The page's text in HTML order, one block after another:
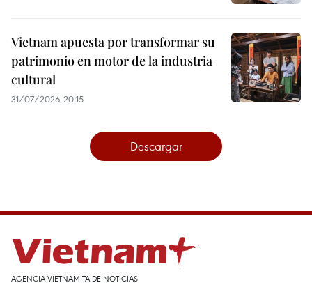
Vietnam apuesta por transformar su
patrimonio en motor de la industria
cultural
31/07/2026 20:15
Descargar
AGENCIA VIETNAMITA DE NOTICIAS